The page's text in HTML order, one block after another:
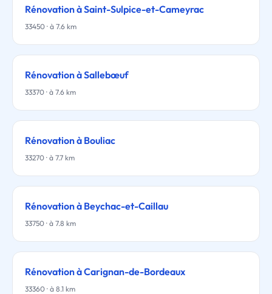
Rénovation à Saint-Sulpice-et-Cameyrac
33450 · à 7.6 km
Rénovation à Sallebœuf
33370 · à 7.6 km
Rénovation à Bouliac
33270 · à 7.7 km
Rénovation à Beychac-et-Caillau
33750 · à 7.8 km
Rénovation à Carignan-de-Bordeaux
33360 · à 8.1 km